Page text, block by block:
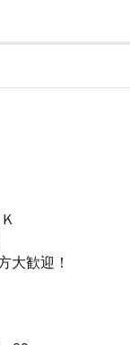
大歓迎！